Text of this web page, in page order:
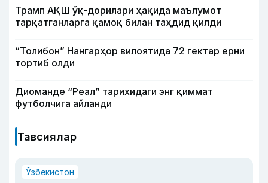
Трамп АҚШ ўқ-дорилари ҳақида маълумот
тарқатганларга қамоқ билан таҳдид қилди
“Толибон” Нангарҳор вилоятида 72 гектар ерни
тортиб олди
Диоманде “Реал” тарихидаги энг қиммат
футболчига айланди
Тавсиялар
Ўзбекистон